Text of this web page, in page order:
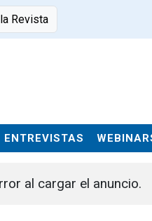
Revista
ENTREVISTAS
al cargar el anuncio.